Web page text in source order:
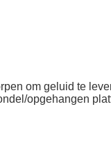
om geluid te
opgehangen